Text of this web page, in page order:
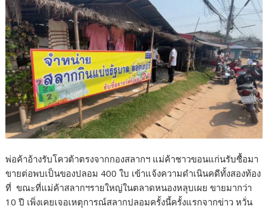
พ่อค้าอ้างรับโควต้าตรงจากกองสลากฯ แม่ค้าชาวขอนแก่นรับซื้อมา
ขายต่อพบเป็นของปลอม 400 ใบ เข้าแจ้งความดำเนินคดีทั้งสองท้อง
ที่ ขณะที่แม่ค้าสลากฯรายใหญ่ในตลาดหนองหลุบเผย ขายมากว่า
10 ปี เพิ่งเคยเจอเหตุการณ์สลากปลอมครั้งนี้ครั้งแรกจากข่าว หวั่น